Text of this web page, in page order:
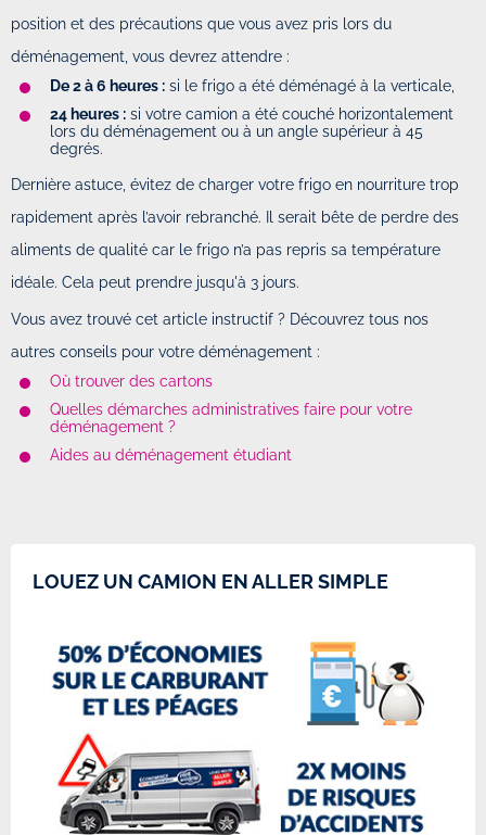
position et des précautions que vous avez pris lors du
déménagement, vous devrez attendre :
De 2 à 6 heures : si le frigo a été déménagé à la verticale,
24 heures : si votre camion a été couché horizontalement
lors du déménagement ou à un angle supérieur à 45
degrés.
Dernière astuce, évitez de charger votre frigo en nourriture trop
rapidement après l’avoir rebranché. Il serait bête de perdre des
aliments de qualité car le frigo n’a pas repris sa température
idéale. Cela peut prendre jusqu'à 3 jours.
Vous avez trouvé cet article instructif ? Découvrez tous nos
autres conseils pour votre déménagement :
Où trouver des cartons
Quelles démarches administratives faire pour votre
déménagement ?
Aides au déménagement étudiant
LOUEZ UN CAMION EN ALLER SIMPLE